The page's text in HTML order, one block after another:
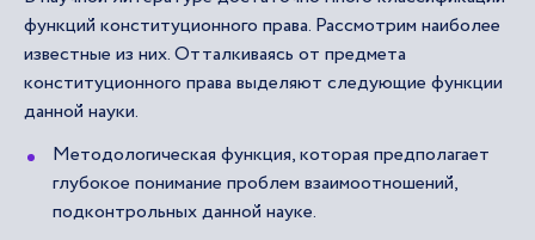
функций конституционного права. Рассмотрим наиболее
известные из них. Отталкиваясь от предмета
конституционного права выделяют следующие функции
данной науки.
Методологическая функция, которая предполагает
глубокое понимание проблем взаимоотношений,
подконтрольных данной науке.